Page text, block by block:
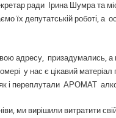
ради Ірина Шумра та
їх депутатській роботі, а
адресу, призадумались,
у нас є цікавий
і переплутали АРОМАТ
ми вирішили витратити